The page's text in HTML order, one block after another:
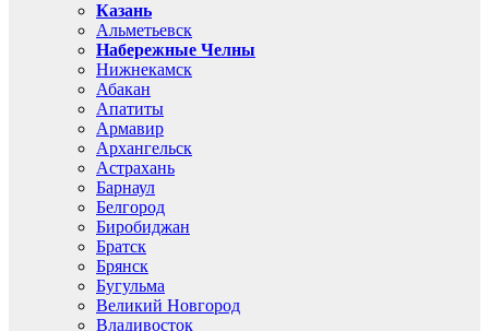
Казань
Альметьевск
Набережные Челны
Нижнекамск
Абакан
Апатиты
Армавир
Архангельск
Астрахань
Барнаул
Белгород
Биробиджан
Братск
Брянск
Бугульма
Великий Новгород
Владивосток